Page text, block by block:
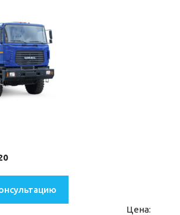
Цена: